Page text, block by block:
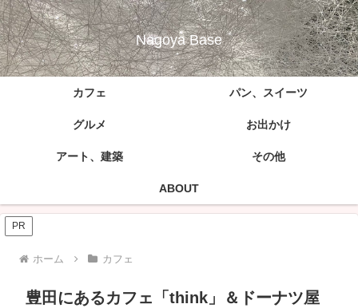
Nagoya Base
カフェ パン、スイーツ
グルメ お出かけ
アート、建築 その他
ABOUT
PR
ホーム カフェ
豊田にあるカフェ「think」＆ドーナツ屋